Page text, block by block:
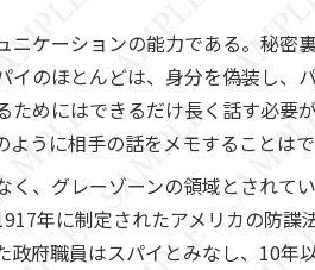
ケーションの能力である。秘密
のほとんどは、身分を偽装し、
めにはできるだけ長く話す必要
うに相手の話をメモすることは
、グレーゾーンの領域とされて
年に制定されたアメリカの防諜
府職員はスパイとみなし、10年